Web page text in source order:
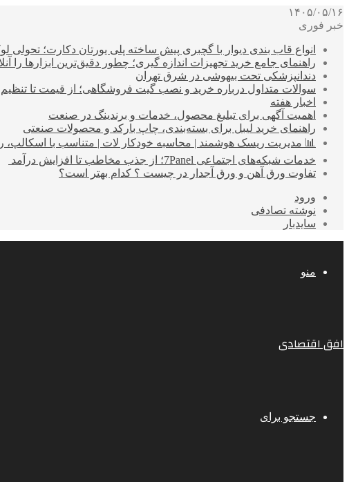
۱۴۰۵/۰۵/۱۶
خبر فوری
انواع قاب بندی دیوار با گچبری پیش ساخته پلی یورتان دکارت؛
راهنمای جامع خرید تجهیزات اندازه گیری؛ چطور دقیق‌ترین ابزارها را
دندانپزشکی تحت بیهوشی در شرق تهران
سوالات متداول درباره خرید و نصب گیت فروشگاهی؛ از قیمت تا
اخبار هفته
اهمیت آگهی برای تبلیغ محصول، خدمات و برندینگ در صنعت
راهنمای خرید لیبل برای بسته‌بندی، چاپ بارکد و محصولات صنعتی
📊 مدیریت ریسک هوشمند | محاسبه خودکار لات | متناسب با اسکالپ،
خدمات شبکه‌های اجتماعی 7Panel؛ از جذب مخاطب تا افزایش درآمد
تفاوت ورق آهن و ورق آجدار در چیست ؟ کدام بهتر است؟
ورود
نوشته تصادفی
سایدبار
منو
افق اقتصادی
جستجو برای